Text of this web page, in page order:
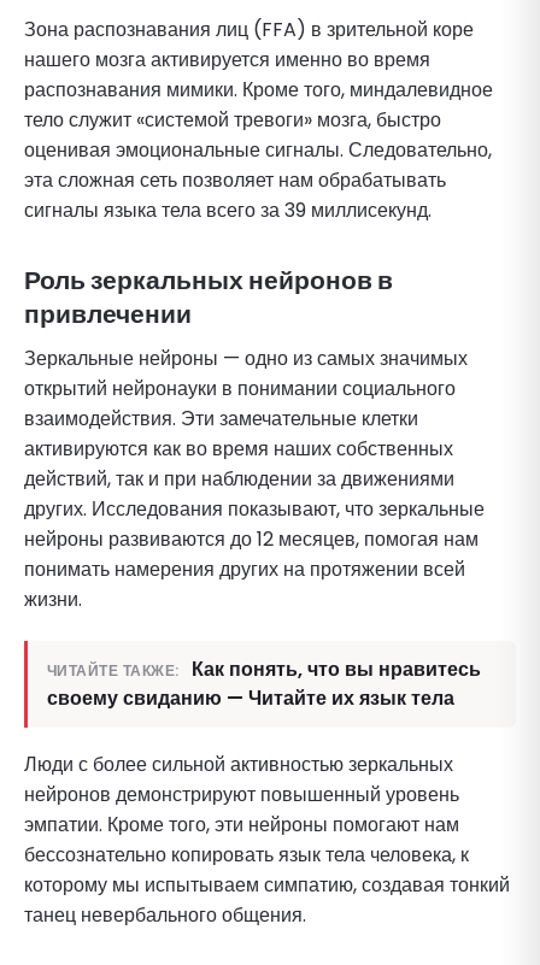
Зона распознавания лиц (FFA) в зрительной коре
нашего мозга активируется именно во время
распознавания мимики. Кроме того, миндалевидное
тело служит «системой тревоги» мозга, быстро
оценивая эмоциональные сигналы. Следовательно,
эта сложная сеть позволяет нам обрабатывать
сигналы языка тела всего за 39 миллисекунд.
Роль зеркальных нейронов в
привлечении
Зеркальные нейроны — одно из самых значимых
открытий нейронауки в понимании социального
взаимодействия. Эти замечательные клетки
активируются как во время наших собственных
действий, так и при наблюдении за движениями
других. Исследования показывают, что зеркальные
нейроны развиваются до 12 месяцев, помогая нам
понимать намерения других на протяжении всей
жизни.
ЧИТАЙТЕ ТАКЖЕ:
Как понять, что вы нравитесь
своему свиданию — Читайте их язык тела
Люди с более сильной активностью зеркальных
нейронов демонстрируют повышенный уровень
эмпатии. Кроме того, эти нейроны помогают нам
бессознательно копировать язык тела человека, к
которому мы испытываем симпатию, создавая тонкий
танец невербального общения.